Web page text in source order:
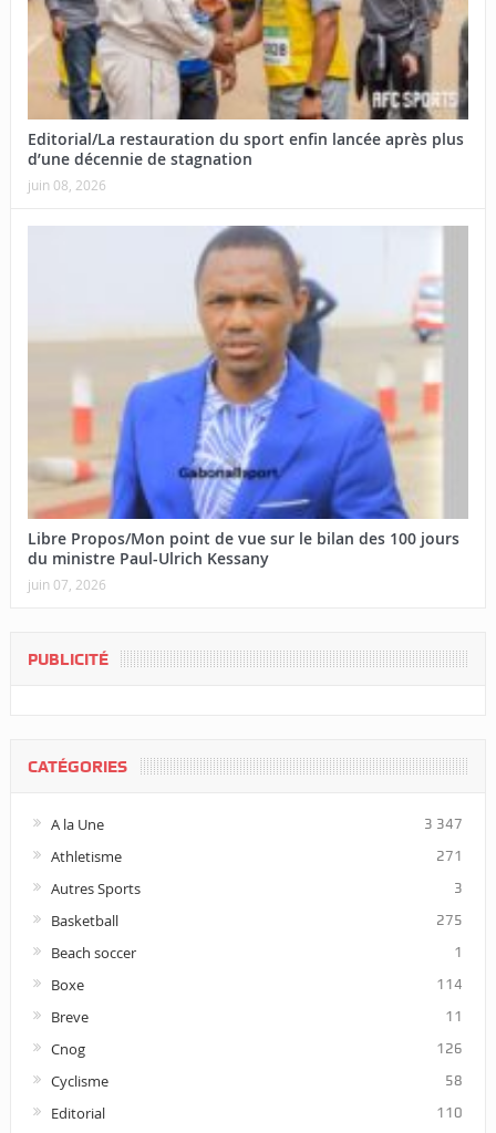
Editorial/La restauration du sport enfin lancée après plus
d’une décennie de stagnation
juin 08, 2026
Libre Propos/Mon point de vue sur le bilan des 100 jours
du ministre Paul-Ulrich Kessany
juin 07, 2026
PUBLICITÉ
CATÉGORIES
A la Une 3 347
Athletisme 271
Autres Sports 3
Basketball 275
Beach soccer 1
Boxe 114
Breve 11
Cnog 126
Cyclisme 58
Editorial 110